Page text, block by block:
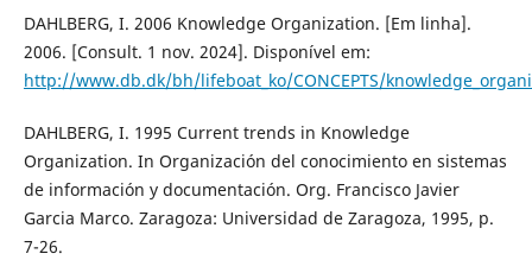
DAHLBERG, I. 2006 Knowledge Organization. [Em linha].
2006. [Consult. 1 nov. 2024]. Disponível em:
http://www.db.dk/bh/lifeboat_ko/CONCEPTS/
DAHLBERG, I. 1995 Current trends in Knowledge
Organization. In Organización del conocimiento en sistemas
de información y documentación. Org. Francisco Javier
Garcia Marco. Zaragoza: Universidad de Zaragoza, 1995, p.
7-26.